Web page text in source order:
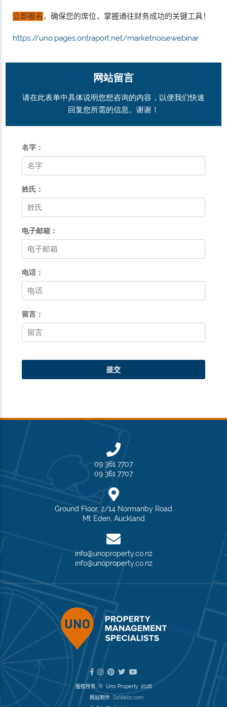
立即报名 ，确保您的席位，掌握通往财务成功的关键工具！
https://uno.pages.ontraport.net/marketnoisewebinar
09 361 7707
09 361 7707
Ground Floor, 2/14 Normanby Road
Mt Eden, Auckland
info@unoproperty.co.nz
info@unoproperty.co.nz
版权所有 © Uno Property 2026
网站制作 DoWebs.com